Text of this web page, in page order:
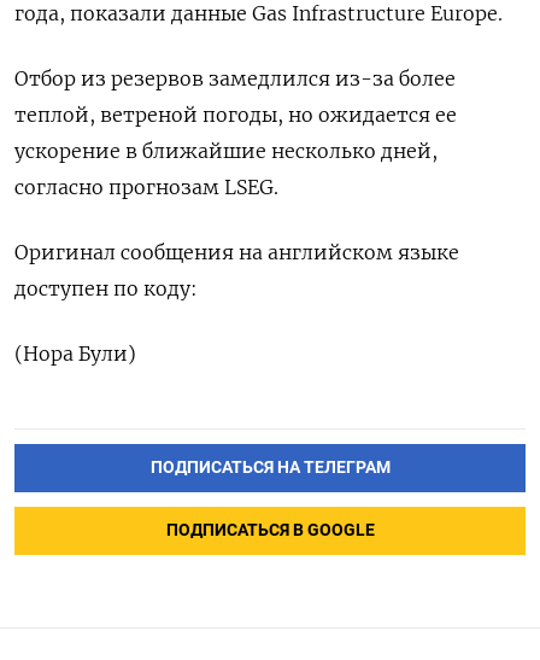
года, показали данные Gas Infrastructure Europe.
Отбор из резервов замедлился из-за более
теплой, ветреной погоды, но ожидается ее
ускорение в ближайшие несколько дней,
согласно прогнозам LSEG.
Оригинал сообщения на английском языке
доступен по коду:
(Нора Були)
ПОДПИСАТЬСЯ НА ТЕЛЕГРАМ
ПОДПИСАТЬСЯ В GOOGLE